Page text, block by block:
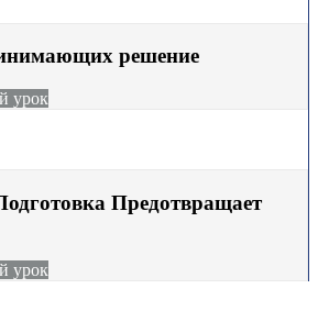
решение
урок
Предотвращает
урок